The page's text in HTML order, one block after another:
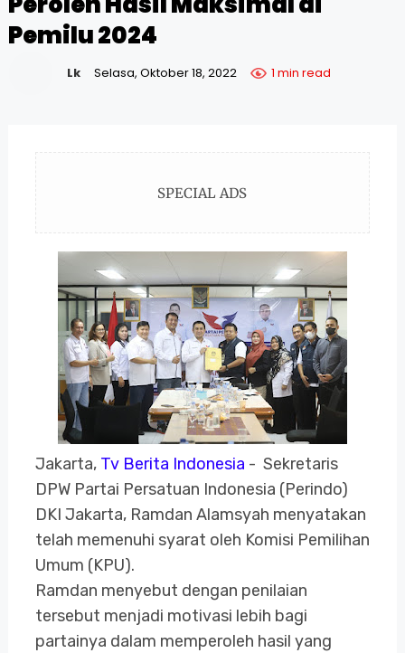
Pemilu 2024
Lk Selasa, Oktober 18, 2022 1 min read
SPECIAL ADS
Jakarta, Tv Berita Indonesia - Sekretaris
DPW Partai Persatuan Indonesia (Perindo)
DKI Jakarta, Ramdan Alamsyah menyatakan
telah memenuhi syarat oleh Komisi Pemilihan
Umum (KPU).
Ramdan menyebut dengan penilaian
tersebut menjadi motivasi lebih bagi
partainya dalam memperoleh hasil yang